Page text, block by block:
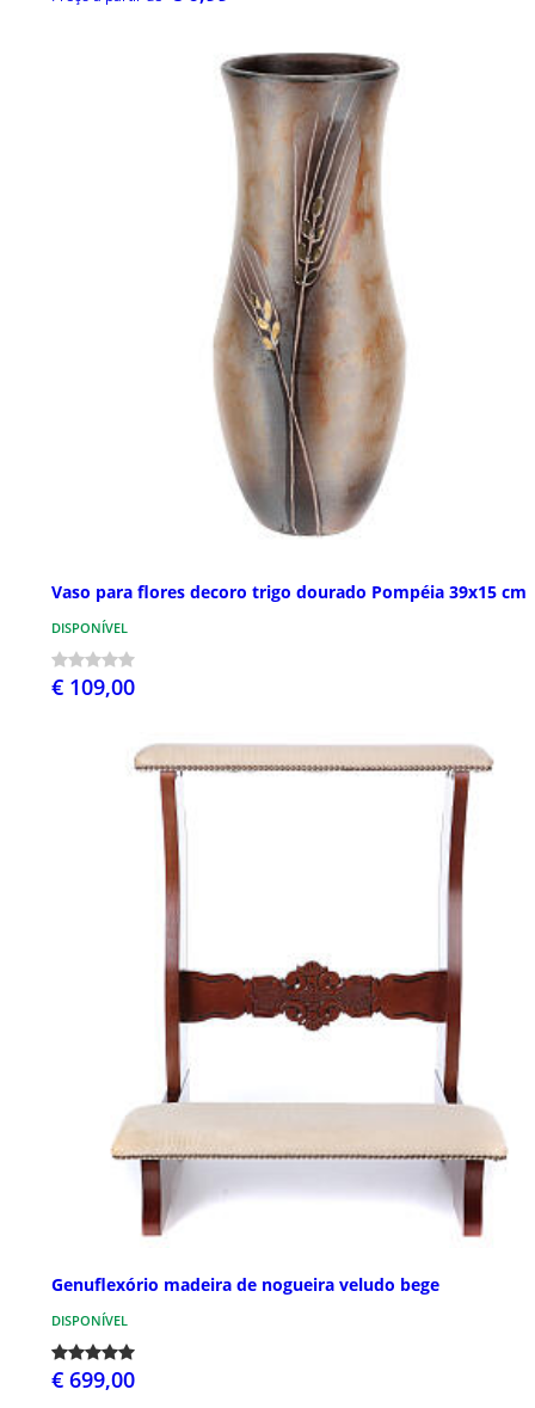
Vaso para flores decoro trigo dourado Pompéia 39x15 cm
DISPONÍVEL
€ 109,00
Genuflexório madeira de nogueira veludo bege
DISPONÍVEL
€ 699,00